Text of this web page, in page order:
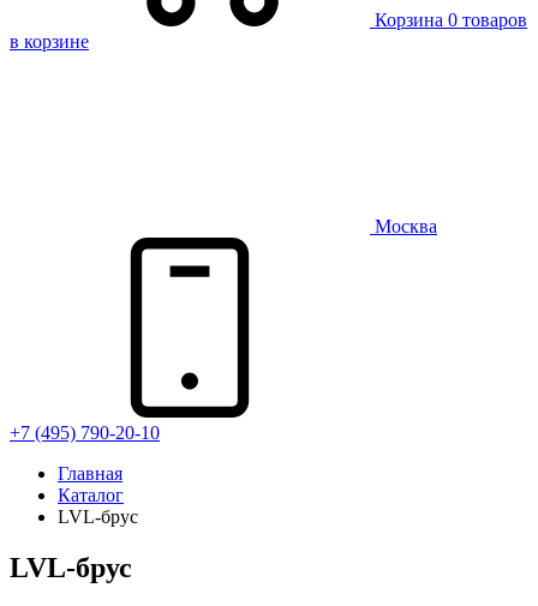
Корзина 0 товаров
в корзине
Москва
+7 (495) 790-20-10
Главная
Каталог
LVL-брус
LVL-брус